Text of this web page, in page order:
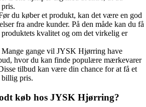
du køber et produkt, kan det være en god
fra andre kunder. På den måde kan du få
produktets kvalitet og om det virkelig er
gange vil JYSK Hjørring have
hvor du kan finde populære mærkevarer
tilbud kan være din chance for at få et
billig pris.
køb hos JYSK Hjørring?